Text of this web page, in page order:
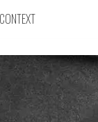
CONTEXT